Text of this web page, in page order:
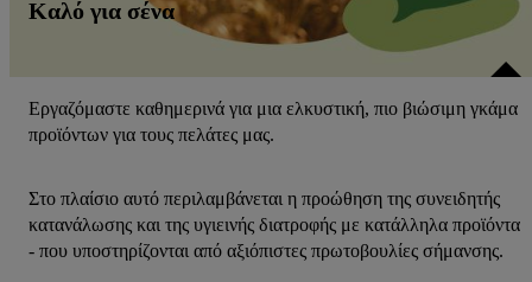
Καλό για σένα
Εργαζόμαστε καθημερινά για μια ελκυστική, πιο βιώσιμη γκάμα
προϊόντων για τους πελάτες μας.
Στο πλαίσιο αυτό περιλαμβάνεται η προώθηση της συνειδητής
κατανάλωσης και της υγιεινής διατροφής με κατάλληλα προϊόντα
- που υποστηρίζονται από αξιόπιστες πρωτοβουλίες σήμανσης.